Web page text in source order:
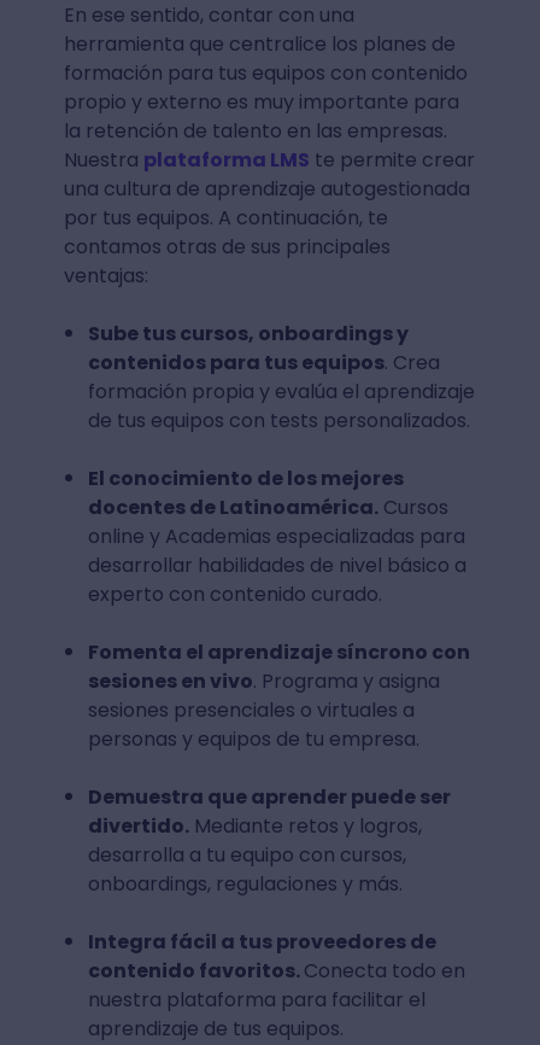
En ese sentido, contar con una
herramienta que centralice los planes de
formación para tus equipos con contenido
propio y externo es muy importante para
la retención de talento en las empresas.
Nuestra plataforma LMS te permite crear
una cultura de aprendizaje autogestionada
por tus equipos. A continuación, te
contamos otras de sus principales
ventajas:
Sube tus cursos, onboardings y
contenidos para tus equipos. Crea
formación propia y evalúa el aprendizaje
de tus equipos con tests personalizados.
El conocimiento de los mejores
docentes de Latinoamérica.Cursos
online y Academias especializadas para
desarrollar habilidades de nivel básico a
experto con contenido curado.
Fomenta el aprendizaje síncrono con
sesiones en vivo. Programa y asigna
sesiones presenciales o virtuales a
personas y equipos de tu empresa.
Demuestra que aprender puede ser
divertido.Mediante retos y logros,
desarrolla a tu equipo con cursos,
onboardings, regulaciones y más.
Integra fácil a tus proveedores de
contenido favoritos.Conecta todo en
nuestra plataforma para facilitar el
aprendizaje de tus equipos.